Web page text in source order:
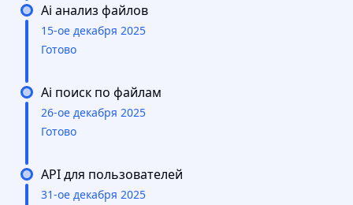
Ai анализ файлов
15-ое декабря 2025
Готово
Ai поиск по файлам
26-ое декабря 2025
Готово
API для пользователей
31-ое декабря 2025